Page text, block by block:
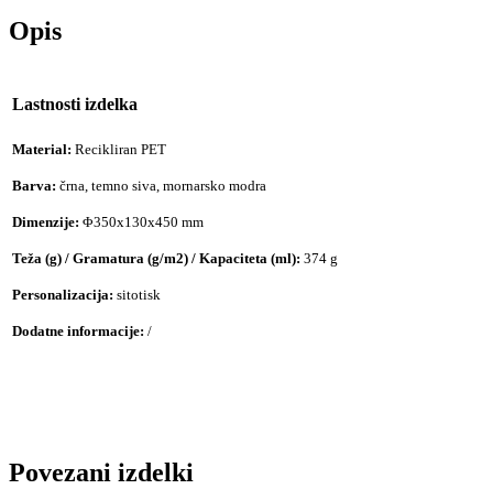
Opis
Lastnosti izdelka
Material: Recikliran PET
Barva: črna, temno siva, mornarsko modra
Dimenzije: Φ350x130x450 mm
Teža (g) / Gramatura (g/m2) / Kapaciteta (ml): 374 g
Personalizacija: sitotisk
Dodatne informacije: /
Povezani izdelki